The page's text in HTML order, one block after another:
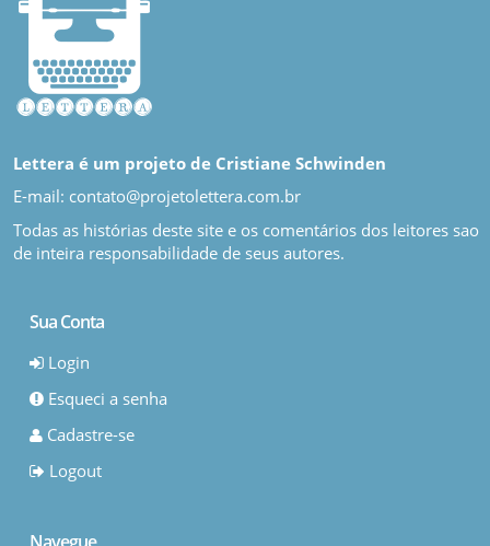
Lettera é um projeto de Cristiane Schwinden
E-mail: contato@projetolettera.com.br
Todas as histórias deste site e os comentários dos leitores sao
de inteira responsabilidade de seus autores.
Sua Conta
Login
Esqueci a senha
Cadastre-se
Logout